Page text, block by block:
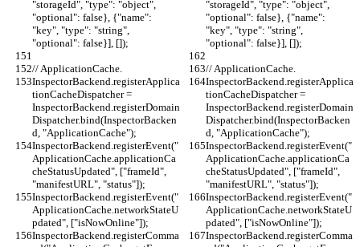
"storageId", "type": "object",
"optional": false}, {"name":
"key", "type": "string",
"optional": false}], []);
"storageId", "type": "object",
"optional": false}, {"name":
"key", "type": "string",
"optional": false}], []);
// ApplicationCache.
// ApplicationCache.
InspectorBackend.registerApplica
tionCacheDispatcher =
InspectorBackend.registerDomain
Dispatcher.bind(InspectorBacken
d, "ApplicationCache");
InspectorBackend.registerApplica
tionCacheDispatcher =
InspectorBackend.registerDomain
Dispatcher.bind(InspectorBacken
d, "ApplicationCache");
InspectorBackend.registerEvent("
ApplicationCache.applicationCa
cheStatusUpdated", ["frameId",
"manifestURL", "status"]);
InspectorBackend.registerEvent("
ApplicationCache.applicationCa
cheStatusUpdated", ["frameId",
"manifestURL", "status"]);
InspectorBackend.registerEvent("
ApplicationCache.networkStateU
pdated", ["isNowOnline"]);
InspectorBackend.registerEvent("
ApplicationCache.networkStateU
pdated", ["isNowOnline"]);
InspectorBackend.registerComma
InspectorBackend.registerComma